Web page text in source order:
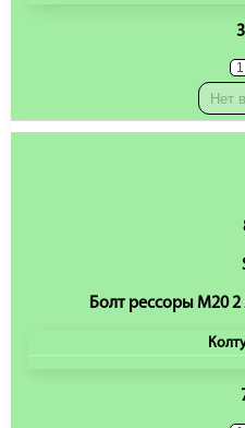
Нет
Болт рессоры M20 2